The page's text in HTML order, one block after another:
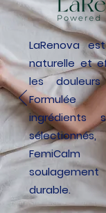
LaRenova
naturelle et
les douleurs
ingrédients
durable.